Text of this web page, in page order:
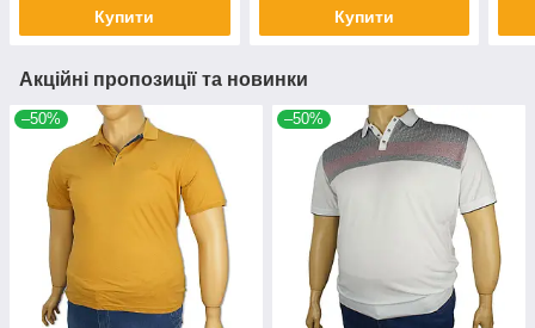
Купити Купити
Акційні пропозиції та новинки
–50% –50%